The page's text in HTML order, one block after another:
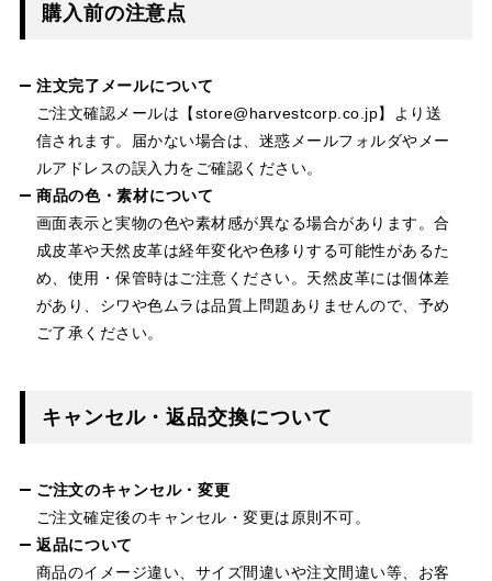
購入前の注意点
注文完了メールについて
ご注文確認メールは【store@harvestcorp.co.jp】より送
信されます。届かない場合は、迷惑メールフォルダやメー
ルアドレスの誤入力をご確認ください。
商品の色・素材について
画面表示と実物の色や素材感が異なる場合があります。合
成皮革や天然皮革は経年変化や色移りする可能性があるた
め、使用・保管時はご注意ください。天然皮革には個体差
があり、シワや色ムラは品質上問題ありませんので、予め
ご了承ください。
キャンセル・返品交換について
ご注文のキャンセル・変更
ご注文確定後のキャンセル・変更は原則不可。
返品について
商品のイメージ違い、サイズ間違いや注文間違い等、お客